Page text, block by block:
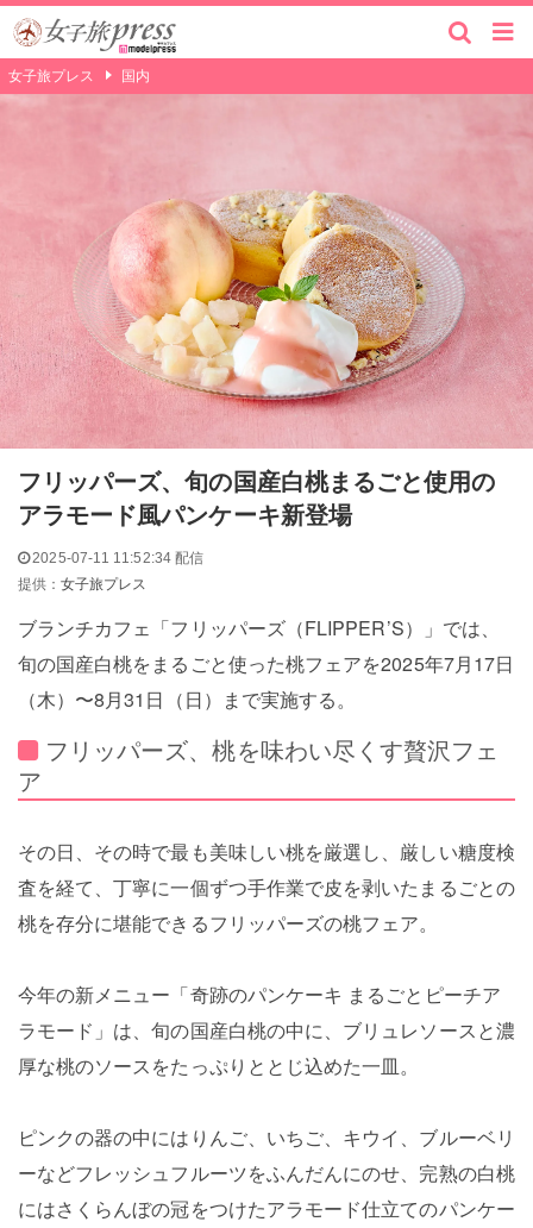
女子旅プレス 国内
フリッパーズ、旬の国産白桃まるごと使用の
アラモード風パンケーキ新登場
2025-07-11 11:52:34 配信
提供：女子旅プレス
ブランチカフェ「フリッパーズ（FLIPPER’S）」では、
旬の国産白桃をまるごと使った桃フェアを2025年7月17日
（木）〜8月31日（日）まで実施する。
フリッパーズ、桃を味わい尽くす贅沢フェ
ア
その日、その時で最も美味しい桃を厳選し、厳しい糖度検
査を経て、丁寧に一個ずつ手作業で皮を剥いたまるごとの
桃を存分に堪能できるフリッパーズの桃フェア。
今年の新メニュー「奇跡のパンケーキ まるごとピーチア
ラモード」は、旬の国産白桃の中に、ブリュレソースと濃
厚な桃のソースをたっぷりととじ込めた一皿。
ピンクの器の中にはりんご、いちご、キウイ、ブルーベリ
ーなどフレッシュフルーツをふんだんにのせ、完熟の白桃
にはさくらんぼの冠をつけたアラモード仕立てのパンケー